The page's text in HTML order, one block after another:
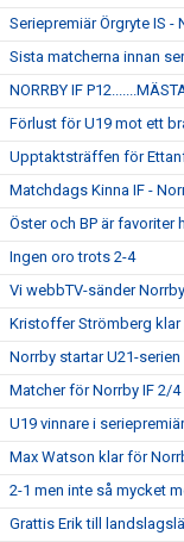
Seriepremiär Örgryte IS -
Sista matcherna innan
NORRBY IF
Förlust för U19 mot ett
Upptaktsträffen för
Matchdags Kinna IF -
Öster och BP är favoriter
Ingen oro trots 2-4
Vi webbTV-sänder
Kristoffer Strömberg klar
Norrby startar U21-serien
Matcher för Norrby IF 2/4
U19 vinnare i
Max Watson klar för
2-1 men inte så mycket
Grattis Erik till